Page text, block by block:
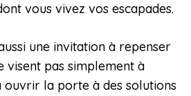
vous vivez vos escapades.
une invitation à repenser
visent pas simplement à
ouvrir la porte à des solutions